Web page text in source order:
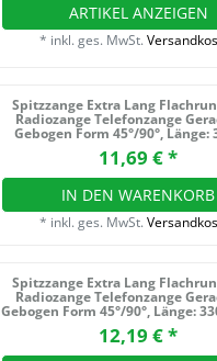
ARTIKEL ANZEIGEN
* inkl. ges. MwSt.
Spitzzange Extra Lang
Radiozange Telefonzange
Gebogen Form 45°/90°, Länge:
11,69 € *
IN DEN WARENKORB
* inkl. ges. MwSt.
Spitzzange Extra Lang
Radiozange Telefonzange
Gebogen Form 45°/90°, Länge:
12,19 € *